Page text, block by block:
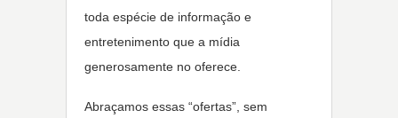
toda espécie de informação e
entretenimento que a mídia
generosamente no oferece.
Abraçamos essas “ofertas”, sem